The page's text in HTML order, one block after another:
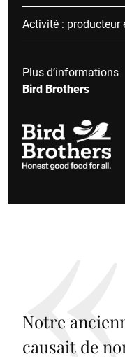
Activité :
Plus d’informations
Bird Brothers
Notre
causait de